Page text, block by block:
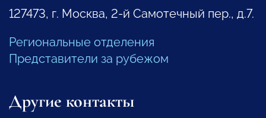
127473, г. Москва, 2-й Самотечный пер., д.7.
Региональные отделения
Представители за рубежом
Другие контакты